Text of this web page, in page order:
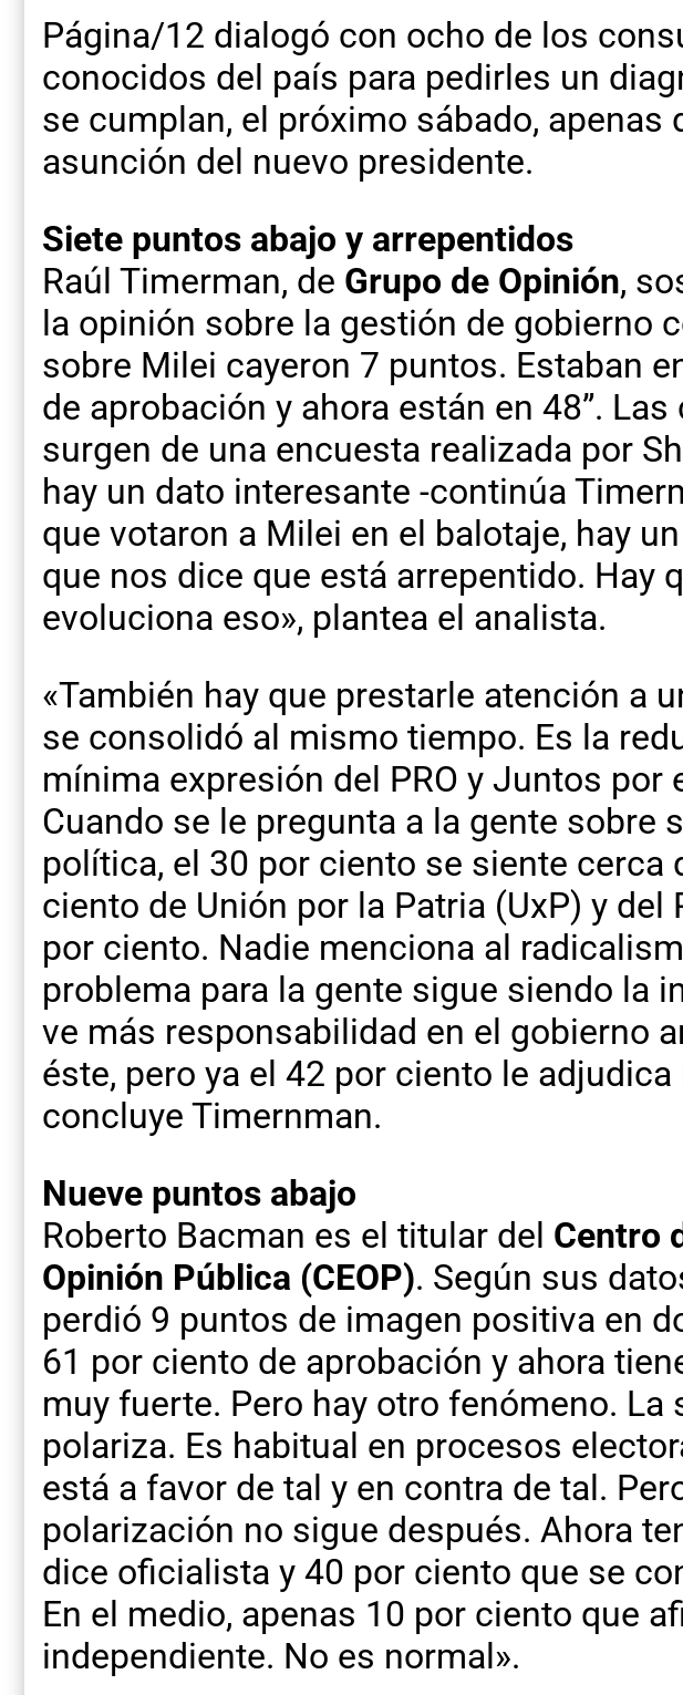
Página/12 dialogó con ocho de los
conocidos del país para pedirles un
se cumplan, el próximo sábado, apenas
asunción del nuevo presidente.
Siete puntos abajo y arrepentidos
Raúl Timerman, de Grupo de Opinión,
la opinión sobre la gestión de gobierno
sobre Milei cayeron 7 puntos. Estaban
de aprobación y ahora están en 48”.
surgen de una encuesta realizada por
hay un dato interesante -continúa
que votaron a Milei en el balotaje, hay
que nos dice que está arrepentido. Hay
evoluciona eso», plantea el analista.
«También hay que prestarle atención a
se consolidó al mismo tiempo. Es la
mínima expresión del PRO y Juntos por
Cuando se le pregunta a la gente sobre
política, el 30 por ciento se siente cerca
ciento de Unión por la Patria (UxP) y del
por ciento. Nadie menciona al
problema para la gente sigue siendo la
ve más responsabilidad en el gobierno
éste, pero ya el 42 por ciento le adjudica
concluye Timernman.
Nueve puntos abajo
Roberto Bacman es el titular del Centro
Opinión Pública (CEOP). Según sus
perdió 9 puntos de imagen positiva en
61 por ciento de aprobación y ahora
muy fuerte. Pero hay otro fenómeno. La
polariza. Es habitual en procesos
está a favor de tal y en contra de tal.
polarización no sigue después. Ahora
dice oficialista y 40 por ciento que se
En el medio, apenas 10 por ciento que
independiente. No es normal».